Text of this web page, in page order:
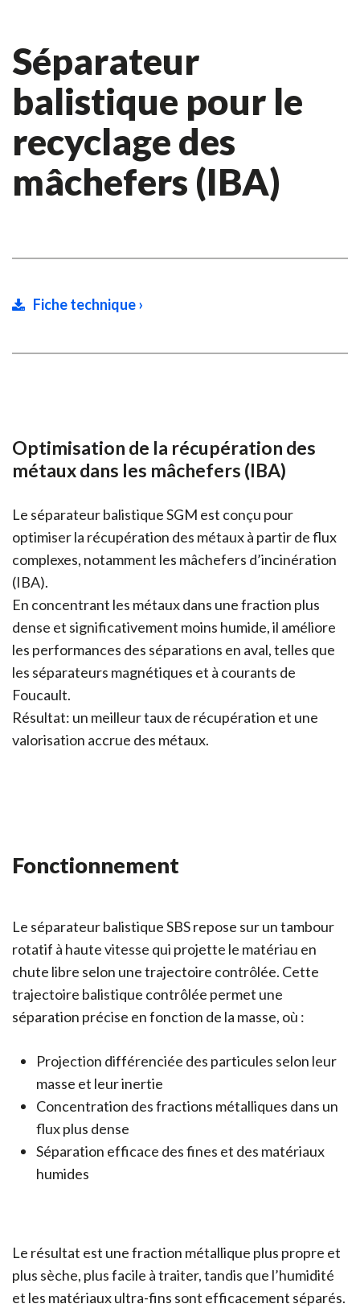
Séparateur
balistique pour le
recyclage des
mâchefers (IBA)
Fiche technique ›
Optimisation de la récupération des
métaux dans les mâchefers (IBA)
Le séparateur balistique SGM est conçu pour
optimiser la récupération des métaux à partir de flux
complexes, notamment les mâchefers d’incinération
(IBA).
En concentrant les métaux dans une fraction plus
dense et significativement moins humide, il améliore
les performances des séparations en aval, telles que
les séparateurs magnétiques et à courants de
Foucault.
Résultat: un meilleur taux de récupération et une
valorisation accrue des métaux.
Fonctionnement
Le séparateur balistique SBS repose sur un tambour
rotatif à haute vitesse qui projette le matériau en
chute libre selon une trajectoire contrôlée. Cette
trajectoire balistique contrôlée permet une
séparation précise en fonction de la masse, où :
Projection différenciée des particules selon leur
masse et leur inertie
Concentration des fractions métalliques dans un
flux plus dense
Séparation efficace des fines et des matériaux
humides
Le résultat est une fraction métallique plus propre et
plus sèche, plus facile à traiter, tandis que l’humidité
et les matériaux ultra-fins sont efficacement séparés.